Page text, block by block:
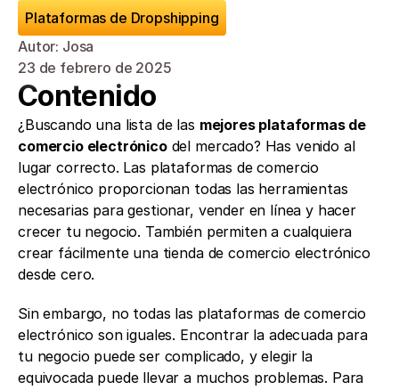
Plataformas de Dropshipping
Autor: Josa
23 de febrero de 2025
Contenido
¿Buscando una lista de las mejores plataformas de
comercio electrónico del mercado? Has venido al
lugar correcto. Las plataformas de comercio
electrónico proporcionan todas las herramientas
necesarias para gestionar, vender en línea y hacer
crecer tu negocio. También permiten a cualquiera
crear fácilmente una tienda de comercio electrónico
desde cero.
Sin embargo, no todas las plataformas de comercio
electrónico son iguales. Encontrar la adecuada para
tu negocio puede ser complicado, y elegir la
equivocada puede llevar a muchos problemas. Para